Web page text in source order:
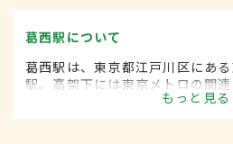
葛西駅について
葛西駅は、東京都江戸川区にあ
駅。高架下には東京メトロの関
ちなんで、地下鉄博物館前と呼
館では地下鉄の歴史や仕組みな
もっと見る